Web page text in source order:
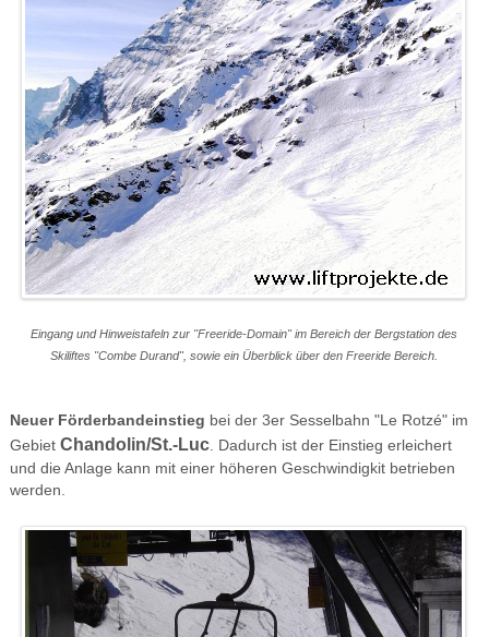
Eingang und Hinweistafeln zur "Freeride-Domain" im Bereich der Bergstation des
Skiliftes "Combe Durand", sowie ein Überblick über den Freeride Bereich.
Neuer Förderbandeinstieg bei der 3er Sesselbahn "Le Rotzé" im
Gebiet Chandolin/St.-Luc. Dadurch ist der Einstieg erleichert
und die Anlage kann mit einer höheren Geschwindigkit betrieben
werden.